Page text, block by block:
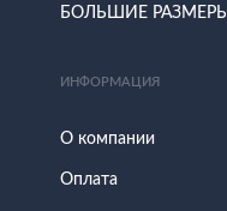
БОЛЬШИЕ РАЗМЕРЫ
ИНФОРМАЦИЯ
О компании
Оплата